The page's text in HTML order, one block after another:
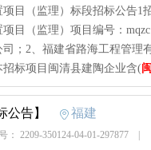
项目（监理）标段招标公告1
项目（监理）项目编号：
司；2、福建省路海工程管理
招标项目闽清县建陶企业含(
公告】 福建
： 2209-350124-04-01-297877